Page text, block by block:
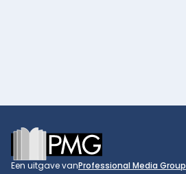
Footer
Een uitgave vanProfessional Media Group